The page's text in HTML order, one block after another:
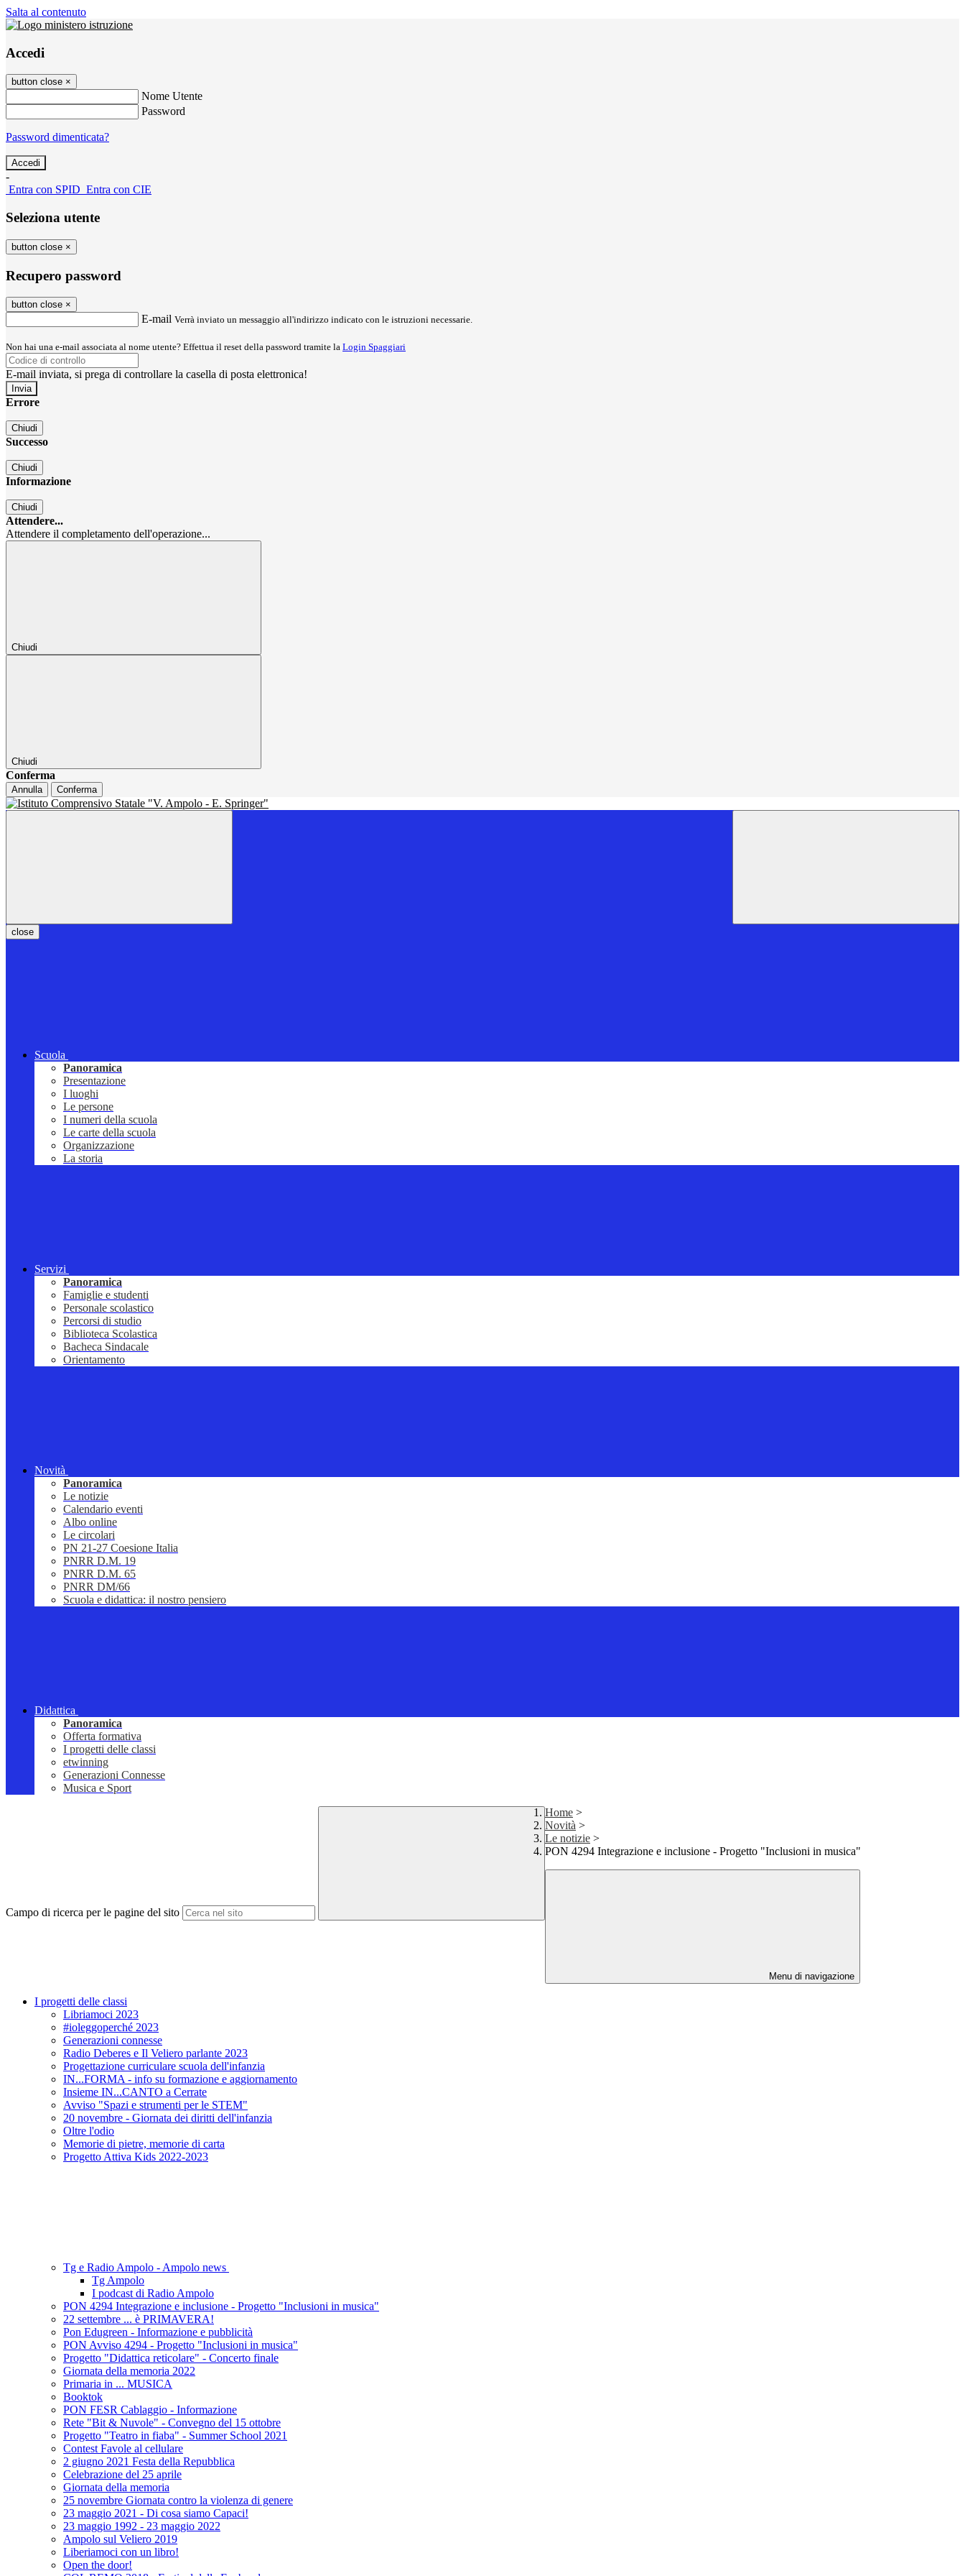
Salta al contenuto
Accedi
button close ×
Nome Utente
Password
Password dimenticata?
-
Entra con SPID Entra con CIE
Seleziona utente
button close ×
Recupero password
button close ×
E-mail Verrà inviato un messaggio all'indirizzo indicato con le istruzioni necessarie.
Non hai una e-mail associata al nome utente? Effettua il reset della password tramite la Login Spaggiari
E-mail inviata, si prega di controllare la casella di posta elettronica!
Errore
Chiudi
Successo
Chiudi
Informazione
Chiudi
Attendere...
Attendere il completamento dell'operazione...
Chiudi
Chiudi
Conferma
Annulla Conferma
close
Scuola
Panoramica
Presentazione
I luoghi
Le persone
I numeri della scuola
Le carte della scuola
Organizzazione
La storia
Servizi
Panoramica
Famiglie e studenti
Personale scolastico
Percorsi di studio
Biblioteca Scolastica
Bacheca Sindacale
Orientamento
Novità
Panoramica
Le notizie
Calendario eventi
Albo online
Le circolari
PN 21-27 Coesione Italia
PNRR D.M. 19
PNRR D.M. 65
PNRR DM/66
Scuola e didattica: il nostro pensiero
Didattica
Panoramica
Offerta formativa
I progetti delle classi
etwinning
Generazioni Connesse
Musica e Sport
Campo di ricerca per le pagine del sito
Home >
Novità >
Le notizie >
PON 4294 Integrazione e inclusione - Progetto "Inclusioni in musica"
Menu di navigazione
I progetti delle classi
Libriamoci 2023
#ioleggoperché 2023
Generazioni connesse
Radio Deberes e Il Veliero parlante 2023
Progettazione curriculare scuola dell'infanzia
IN...FORMA - info su formazione e aggiornamento
Insieme IN...CANTO a Cerrate
Avviso "Spazi e strumenti per le STEM"
20 novembre - Giornata dei diritti dell'infanzia
Oltre l'odio
Memorie di pietre, memorie di carta
Progetto Attiva Kids 2022-2023
Tg e Radio Ampolo - Ampolo news
Tg Ampolo
I podcast di Radio Ampolo
PON 4294 Integrazione e inclusione - Progetto "Inclusioni in musica"
22 settembre ... è PRIMAVERA!
Pon Edugreen - Informazione e pubblicità
PON Avviso 4294 - Progetto "Inclusioni in musica"
Progetto "Didattica reticolare" - Concerto finale
Giornata della memoria 2022
Primaria in ... MUSICA
Booktok
PON FESR Cablaggio - Informazione
Rete "Bit & Nuvole" - Convegno del 15 ottobre
Progetto "Teatro in fiaba" - Summer School 2021
Contest Favole al cellulare
2 giugno 2021 Festa della Repubblica
Celebrazione del 25 aprile
Giornata della memoria
25 novembre Giornata contro la violenza di genere
23 maggio 2021 - Di cosa siamo Capaci!
23 maggio 1992 - 23 maggio 2022
Ampolo sul Veliero 2019
Liberiamoci con un libro!
Open the door!